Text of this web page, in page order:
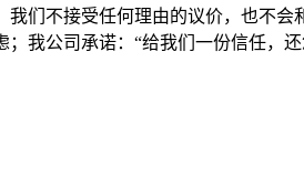
我们不接受任何理由的议价，也不会
我公司承诺：“给我们一份信任，还